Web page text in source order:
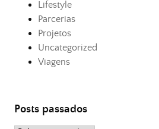
Lifestyle
Parcerias
Projetos
Uncategorized
Viagens
Posts passados